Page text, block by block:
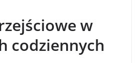
w
codziennych